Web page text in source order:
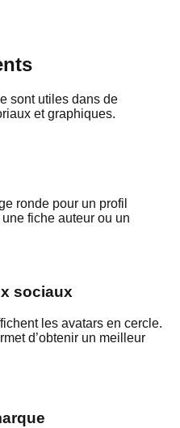
sont utiles dans de
et graphiques.
ronde pour un profil
fiche auteur ou un
sociaux
les avatars en cercle.
d’obtenir un meilleur